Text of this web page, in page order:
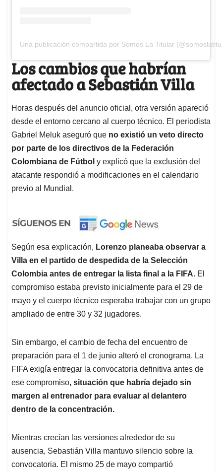
Una publicación compartida por Somos La Titular
Los cambios que habrían
afectado a Sebastián Villa
Horas después del anuncio oficial, otra versión apareció
desde el entorno cercano al cuerpo técnico. El periodista
Gabriel Meluk aseguró que no existió un veto directo
por parte de los directivos de la Federación
Colombiana de Fútbol y explicó que la exclusión del
atacante respondió a modificaciones en el calendario
previo al Mundial.
Según esa explicación, Lorenzo planeaba observar a
Villa en el partido de despedida de la Selección
Colombia antes de entregar la lista final a la FIFA. El
compromiso estaba previsto inicialmente para el 29 de
mayo y el cuerpo técnico esperaba trabajar con un grupo
ampliado de entre 30 y 32 jugadores.
Sin embargo, el cambio de fecha del encuentro de
preparación para el 1 de junio alteró el cronograma. La
FIFA exigía entregar la convocatoria definitiva antes de
ese compromiso, situación que habría dejado sin
margen al entrenador para evaluar al delantero
dentro de la concentración.
Mientras crecían las versiones alrededor de su
ausencia, Sebastián Villa mantuvo silencio sobre la
convocatoria. El mismo 25 de mayo compartió